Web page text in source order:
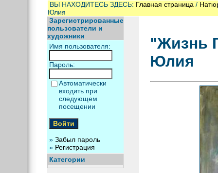
ВЫ НАХОДИТЕСЬ ЗДЕСЬ: Главная страница /
Юлия
Зарегистрированные
пользователи и
художники
Имя пользователя:
Пароль:
Автоматически
входить при
следующем
посещении
» Забыл пароль
» Регистрация
Категории
"Жизнь
Юлия